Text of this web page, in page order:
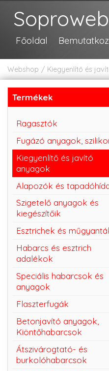
Főoldal
Webshop Kiegyenlítő és
Termékek
Ragasztók
Fugázó anyagok,
Kiegyenlítő és javító
anyagok
Alapozók és
Szigetelő anyagok és
kiegészítőik
Esztrichek és
Habarcs és esztrich
adalékok
Speciális habarcsok és
anyagok
Flaszterfugák
Betonjavító anyagok,
Kiöntőhabarcsok
Átszivárogtató- és
burkolóhabarcsok